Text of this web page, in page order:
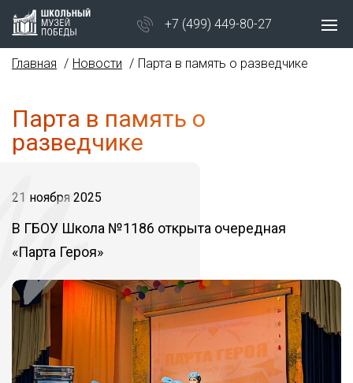
+7 (499) 449-80-27
Главная Новости Парта в память о разведчике
Парта в память о
разведчике
21 ноября 2025
В ГБОУ Школа №1186 открыта очередная
«Парта Героя»